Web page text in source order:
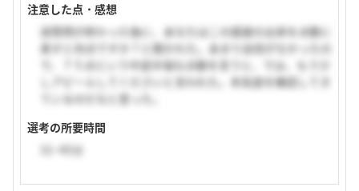
注意した点・感想
逆質問が終わった後に、あなたはこの面接の出来を点数に
表すと何点ですか？と聞かれた。あまり自信がなかったの
で、７５点という中途半端な点数を言うと、では、もう少
しアピールしてくださいと言われた。本気度を確認してき
ているのだなと思った。
選考の所要時間
31~45分